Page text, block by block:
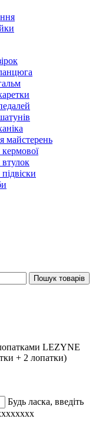
майстерень
втулок
Пошук товарів
LEZYNE
+ 2 лопатки)
Будь ласка, введіть